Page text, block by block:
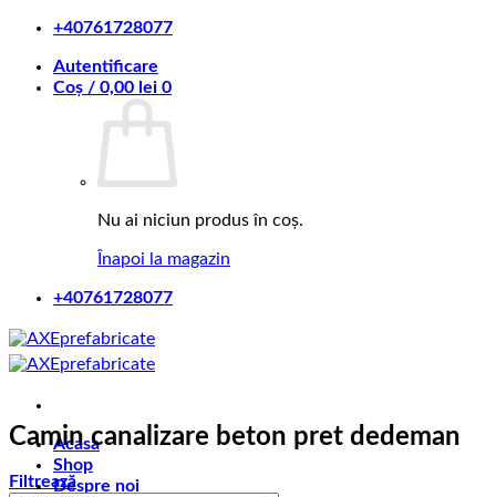
Skip
content
+40761728077
Autentificare
Coș / 0,00 lei 0
Nu ai niciun produs în coș.
Înapoi la magazin
+40761728077
Acasa
Shop
Despre noi
Camin canalizare beton pret dedeman
Filtrează